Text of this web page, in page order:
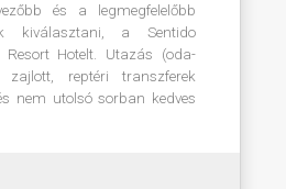
és a legmegfelelőbb
kiválasztani, a Sentido
Hotelt. Utazás (oda-
zajlott, reptéri transzferek
nem utolsó sorban kedves